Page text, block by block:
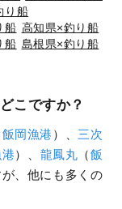
船 山口県×釣り船
り船
船 高知県×釣り船
飯岡漁港）、
三次
港 ）、 龍鳳丸 （